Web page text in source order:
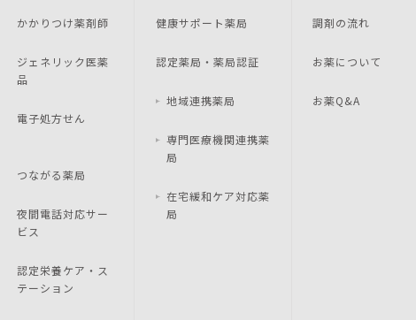
かかりつけ薬剤師
ジェネリック医薬
品
電子処方せん
つながる薬局
夜間電話対応サー
ビス
認定栄養ケア・ス
テーション
健康サポート薬局
認定薬局・薬局認証
地域連携薬局
専門医療機関連携薬
局
在宅緩和ケア対応薬
局
調剤の流れ
お薬について
お薬Q&A